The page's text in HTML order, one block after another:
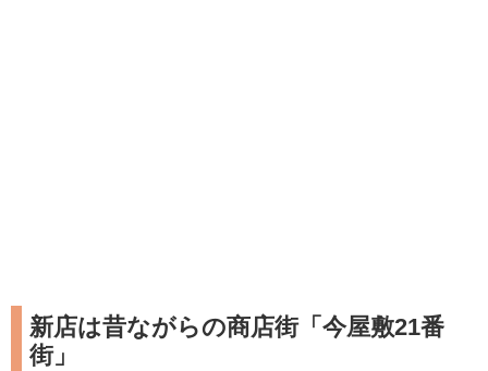
新店は昔ながらの商店街「今屋敷21番
街」